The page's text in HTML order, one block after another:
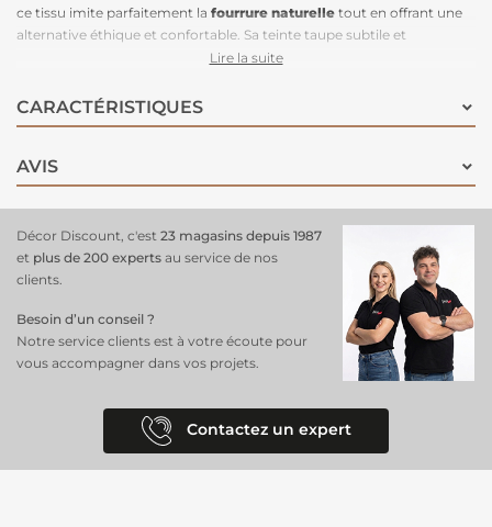
ce tissu imite parfaitement la fourrure naturelle tout en offrant une
alternative éthique et confortable. Sa teinte taupe subtile et
intemporelle s’adapte facilement à différents styles, que ce soit pour
écharpes ou des gilets, ou encore des éléments de décoration
comme des coussins et plaids. Offrant à la fois douceur et chaleur, ce
vos projets couture
Lire la suite
CARACTÉRISTIQUES
AVIS
Décor Discount, c'est 23 magasins depuis 1987
et plus de 200 experts au service de nos
clients.
Besoin d’un conseil ?
Notre service clients est à votre écoute pour
vous accompagner dans vos projets.
Contactez un expert